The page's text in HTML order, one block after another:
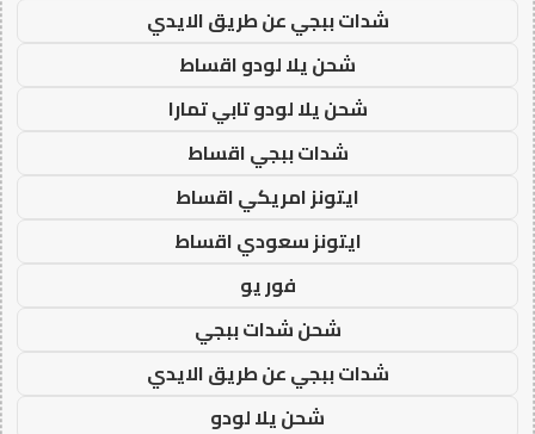
شدات ببجي عن طريق الايدي
شحن يلا لودو اقساط
شحن يلا لودو تابي تمارا
شدات ببجي اقساط
ايتونز امريكي اقساط
ايتونز سعودي اقساط
فور يو
شحن شدات ببجي
شدات ببجي عن طريق الايدي
شحن يلا لودو